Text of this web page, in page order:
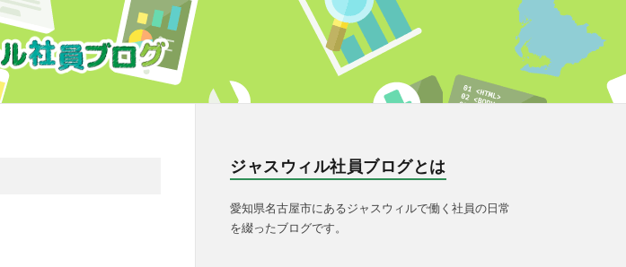
ジャスウィル社員ブログとは
愛知県名古屋市にあるジャスウィルで働く社員の日常
を綴ったブログです。